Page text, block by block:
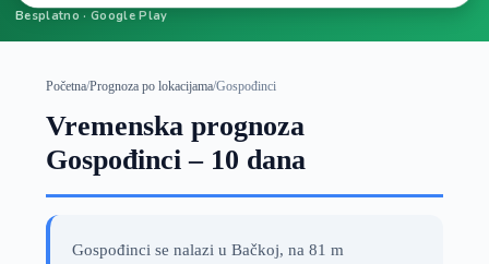
Besplatno · Google Play
Početna/Prognoza po lokacijama/Gospođinci
Vremenska prognoza
Gospođinci – 10 dana
Gospođinci se nalazi u Bačkoj, na 81 m